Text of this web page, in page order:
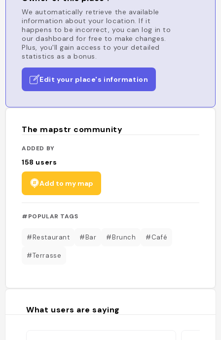
We automatically retrieve the available
information about your location. If it
happens to be incorrect, you can log in to
our dashboard for free to make changes.
Plus, you'll gain access to your detailed
statistics as a bonus.
Edit your place's information
The mapstr community
ADDED BY
158 users
Add to my map
#POPULAR TAGS
#Restaurant #Bar #Brunch #Café
#Terrasse
What users are saying